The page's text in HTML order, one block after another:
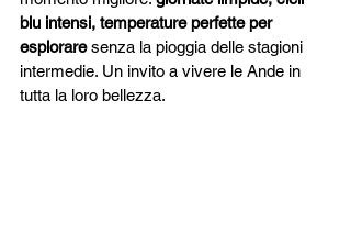
blu intensi, temperature perfette per
esplorare senza la pioggia delle stagioni
intermedie. Un invito a vivere le Ande in
tutta la loro bellezza.